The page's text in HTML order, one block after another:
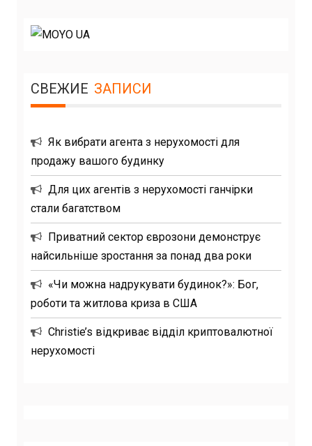
СВЕЖИЕ ЗАПИСИ
Як вибрати агента з нерухомості для
продажу вашого будинку
Для цих агентів з нерухомості ганчірки
стали багатством
Приватний сектор єврозони демонструє
найсильніше зростання за понад два роки
«Чи можна надрукувати будинок?»: Бог,
роботи та житлова криза в США
Christie’s відкриває відділ криптовалютної
нерухомості